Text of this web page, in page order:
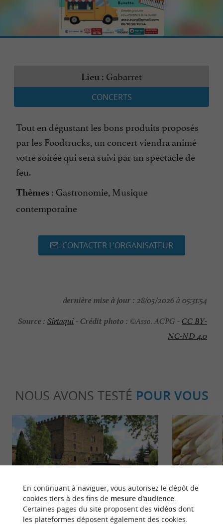
Lieu : Gabarret
CONCERTS
Tout en dégustant les bons produits proposés
par les Foodtrucks, un concert viendra animé
votre soirée qui sera suivi par un spectacle de
feu.
Thèmes : Gastronomie, Musique
contemporaine
CONTACTER L'ORGANISATEUR
dernière mise à jour : 28/05/2026 à 05:31:54
Source : Sirtaqui-Crédit photo : ©Asso. ACPG -CC BY-
NC-ND 4.0
NOUS AVONS TESTÉ POUR VOUS
Détente
En continuant à naviguer, vous autorisez le dépôt de
cookies tiers à des fins de mesure d'audience.
Certaines pages du site proposent des vidéosdont
les plateformes déposent également des cookies.